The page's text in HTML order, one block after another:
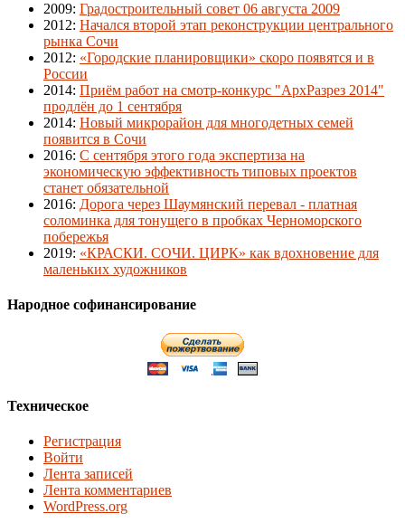
2009: Градостроительный совет 06 августа 2009
2012: Начался второй этап реконструкции центрального
рынка Сочи
2012: «Городские планировщики» скоро появятся и в
России
2014: Приём работ на смотр-конкурс "АрхРазрез 2014"
продлён до 1 сентября
2014: Новый микрорайон для многодетных семей
появится в Сочи
2016: С сентября этого года экспертиза на
экономическую эффективность типовых проектов
станет обязательной
2016: Дорога через Шаумянский перевал - платная
соломинка для тонущего в пробках Черноморского
побережья
2019: «КРАСКИ. СОЧИ. ЦИРК» как вдохновение для
маленьких художников
Народное софинансирование
Техническое
Регистрация
Войти
Лента записей
Лента комментариев
WordPress.org